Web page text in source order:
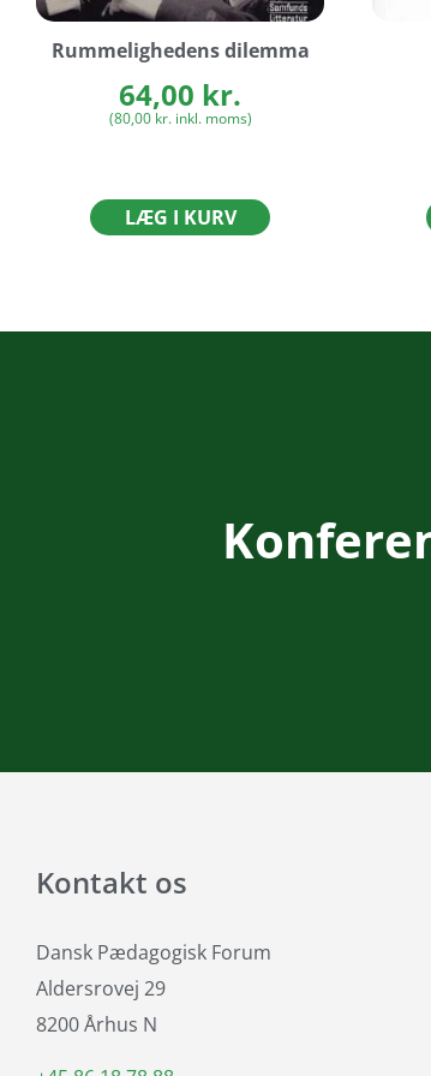
Rummelighedens dilemma
64,00 kr.
(80,00 kr.inkl. moms)
LÆG I KURV
Kontakt os
Dansk Pædagogisk Forum
Aldersrovej 29
8200 Århus N